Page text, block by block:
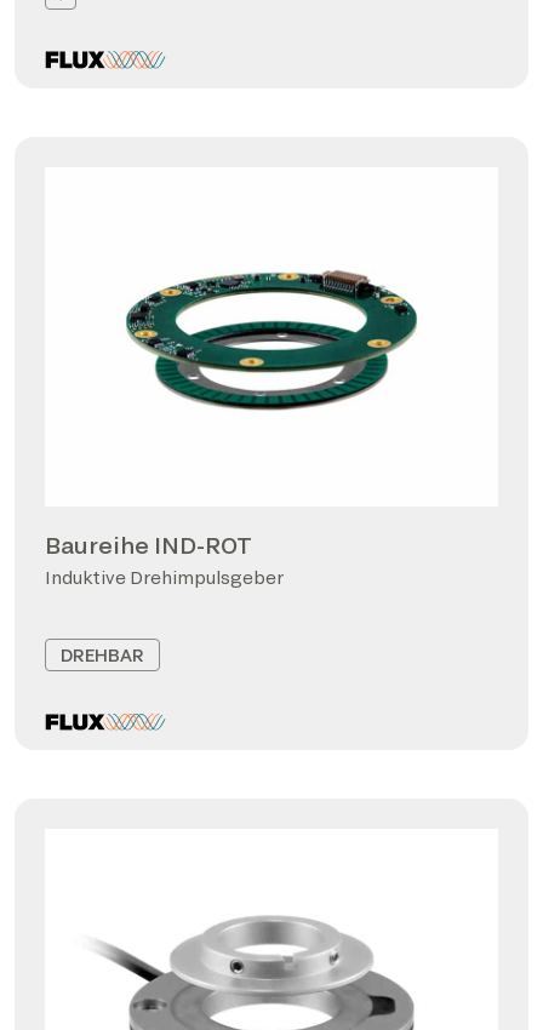
Baureihe IND-ROT
Induktive Drehimpulsgeber
DREHBAR